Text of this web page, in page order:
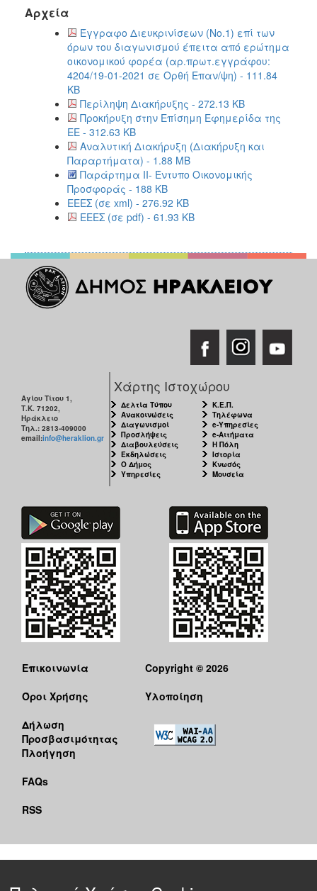
Αρχεία
Έγγραφο Διευκρινίσεων (Νο.1) επί των
όρων του διαγωνισμού έπειτα από ερώτημα
οικονομικού φορέα (αρ.πρωτ.εγγράφου:
4204/19-01-2021 σε Ορθή Επαν/ψη) - 111.84
KB
Περίληψη Διακήρυξης - 272.13 KB
Προκήρυξη στην Επίσημη Εφημερίδα της
ΕΕ - 312.63 KB
Αναλυτική Διακήρυξη (Διακήρυξη και
Παραρτήματα) - 1.88 MB
Παράρτημα ΙΙ- Έντυπο Οικονομικής
Προσφοράς - 188 KB
ΕΕΕΣ (σε xml) - 276.92 KB
ΕΕΕΣ (σε pdf) - 61.93 KB
Αγίου Τίτου 1,
Τ.Κ. 71202,
Ηράκλειο
Τηλ.: 2813-409000
email:info@heraklion.gr
Χάρτης Ιστοχώρου
Δελτία Τύπου
Ανακοινώσεις
Διαγωνισμοί
Προσλήψεις
Διαβουλεύσεις
Εκδηλώσεις
Ο Δήμος
Υπηρεσίες
Κ.Ε.Π.
Τηλέφωνα
e-Υπηρεσίες
e-Αιτήματα
Η Πόλη
Ιστορία
Κνωσός
Μουσεία
Επικοινωνία
Όροι Χρήσης
Δήλωση
Προσβασιμότητας
Πλοήγηση
FAQs
RSS
Copyright © 2026
Υλοποίηση